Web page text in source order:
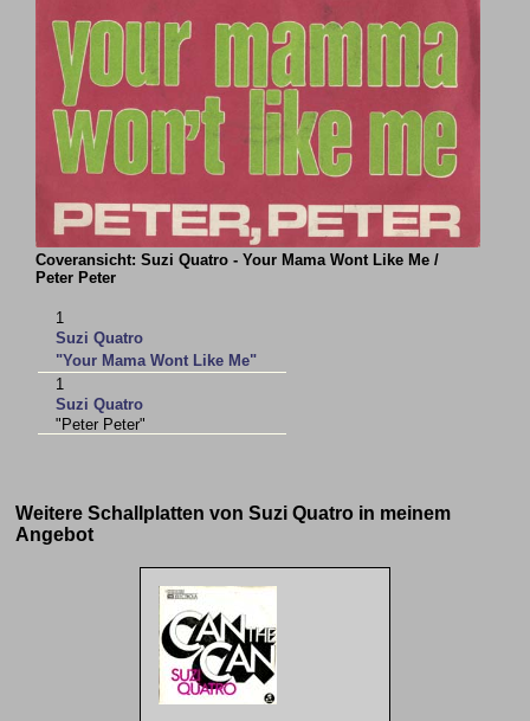
Coveransicht: Suzi Quatro - Your Mama Wont Like Me /
Peter Peter
1
Suzi Quatro
"Your Mama Wont Like Me"
1
Suzi Quatro
"Peter Peter"
Weitere Schallplatten von Suzi Quatro in meinem
Angebot